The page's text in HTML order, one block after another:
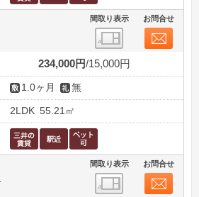
間取り表示 お問合せ
234,000円 15,000円
1.0ヶ月 無
2LDK 55.21㎡
間取り表示 お問合せ